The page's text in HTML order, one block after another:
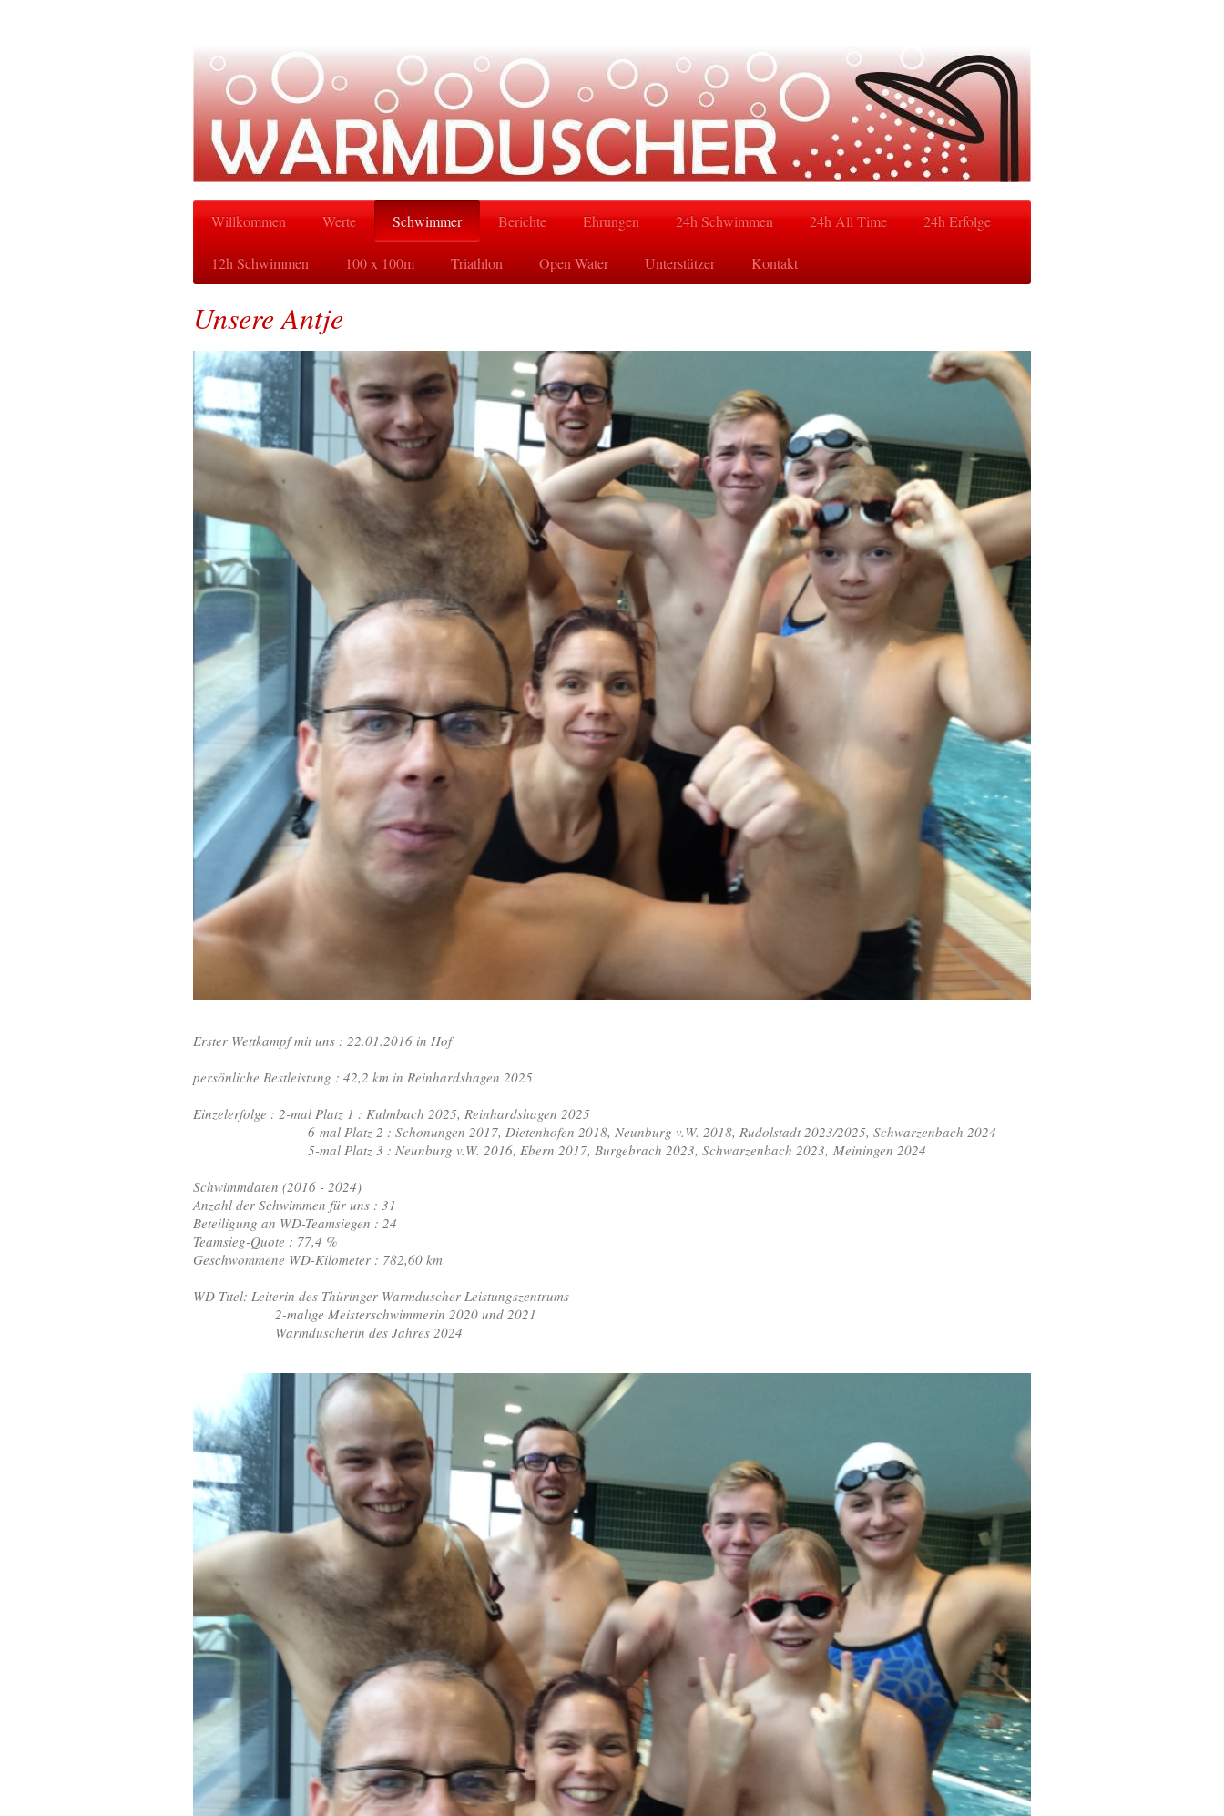
Willkommen Werte Schwimmer Berichte Ehrungen 24h Schwimmen 24h All Time 24h Erfolge
12h Schwimmen 100 x 100m Triathlon Open Water Unterstützer Kontakt
Unsere Antje
Erster Wettkampf mit uns : 22.01.2016 in Hof
persönliche Bestleistung : 42,2 km in Reinhardshagen 2025
Einzelerfolge : 2-mal Platz 1 : Kulmbach 2025, Reinhardshagen 2025
6-mal Platz 2 : Schonungen 2017, Dietenhofen 2018, Neunburg v.W. 2018, Rudolstadt 2023/2025, Schwarzenbach 2024
5-mal Platz 3 : Neunburg v.W. 2016, Ebern 2017, Burgebrach 2023, Schwarzenbach 2023, Meiningen 2024
Schwimmdaten (2016 - 2024)
Anzahl der Schwimmen für uns : 31
Beteiligung an WD-Teamsiegen : 24
Teamsieg-Quote : 77,4 %
Geschwommene WD-Kilometer : 782,60 km
WD-Titel: Leiterin des Thüringer Warmduscher-Leistungszentrums
2-malige Meisterschwimmerin 2020 und 2021
Warmduscherin des Jahres 2024